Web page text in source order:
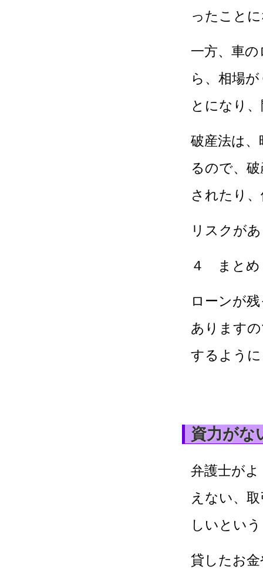
ったこと
一方、車
ら、相場
とになり
破産法は
るので、
されたり
リスクが
４ まとめ
ローンが
あります
するよう
資力がな
弁護士が
えない、
しいとい
貸したお